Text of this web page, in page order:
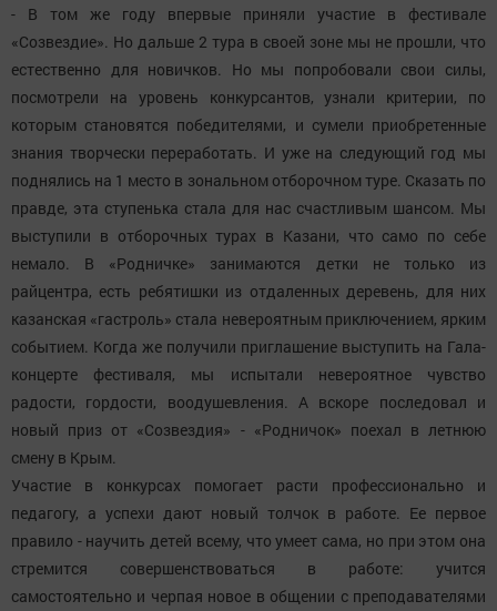
- В том же году впервые приняли участие в фестивале
«Созвездие». Но дальше 2 тура в своей зоне мы не прошли, что
естественно для новичков. Но мы попробовали свои силы,
посмотрели на уровень конкурсантов, узнали критерии, по
которым становятся победителями, и сумели приобретенные
знания творчески переработать. И уже на следующий год мы
поднялись на 1 место в зональном отборочном туре. Сказать по
правде, эта ступенька стала для нас счастливым шансом. Мы
выступили в отборочных турах в Казани, что само по себе
немало. В «Родничке» занимаются детки не только из
райцентра, есть ребятишки из отдаленных деревень, для них
казанская «гастроль» стала невероятным приключением, ярким
событием. Когда же получили приглашение выступить на Гала-
концерте фестиваля, мы испытали невероятное чувство
радости, гордости, воодушевления. А вскоре последовал и
новый приз от «Созвездия» - «Родничок» поехал в летнюю
смену в Крым.
Участие в конкурсах помогает расти профессионально и
педагогу, а успехи дают новый толчок в работе. Ее первое
правило - научить детей всему, что умеет сама, но при этом она
стремится совершенствоваться в работе: учится
самостоятельно и черпая новое в общении с преподавателями